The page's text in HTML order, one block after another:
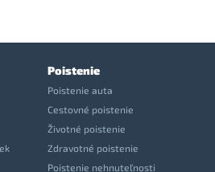
Poistenie
Poistenie auta
Cestovné poistenie
Životné poistenie
Zdravotné poistenie
Poistenie nehnuteľnosti